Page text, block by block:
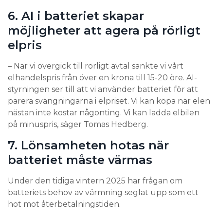
6. AI i batteriet skapar
möjligheter att agera på rörligt
elpris
– När vi övergick till rörligt avtal sänkte vi vårt
elhandelspris från över en krona till 15-20 öre. AI-
styrningen ser till att vi använder batteriet för att
parera svängningarna i elpriset. Vi kan köpa när elen
nästan inte kostar någonting. Vi kan ladda elbilen
på minuspris, säger Tomas Hedberg.
7. Lönsamheten hotas när
batteriet måste värmas
Under den tidiga vintern 2025 har frågan om
batteriets behov av värmning seglat upp som ett
hot mot återbetalningstiden.